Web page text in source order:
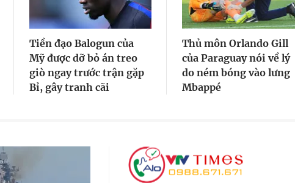
Tiền đạo Balogun của
Mỹ được dỡ bỏ án treo
giò ngay trước trận gặp
Bỉ, gây tranh cãi
Thủ môn Orlando Gill
của Paraguay nói về lý
do ném bóng vào lưng
Mbappé